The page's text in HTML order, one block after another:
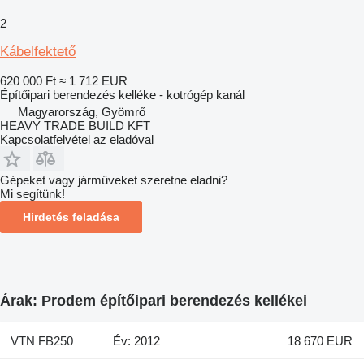
2
Kábelfektető
620 000 Ft ≈ 1 712 EUR
Építőipari berendezés kelléke - kotrógép kanál
Magyarország, Gyömrő
HEAVY TRADE BUILD KFT
Kapcsolatfelvétel az eladóval
Gépeket vagy járműveket szeretne eladni?
Mi segítünk!
Hirdetés feladása
Árak: Prodem építőipari berendezés kellékei
VTN FB250 Év: 2012 18 670 EUR